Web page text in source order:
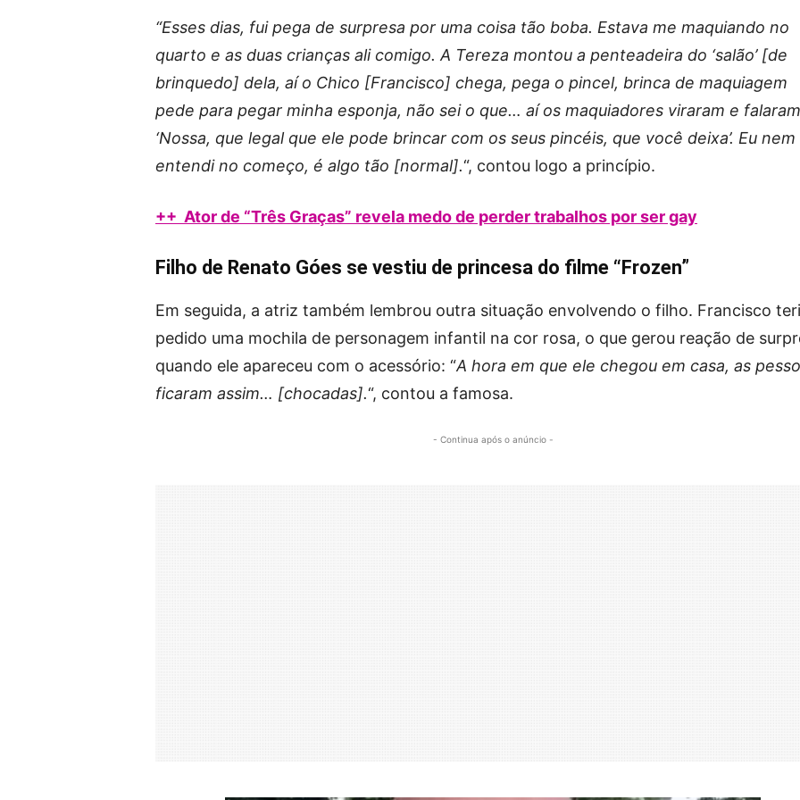
“Esses dias, fui pega de surpresa por uma coisa tão boba. Estava me maquiando no
quarto e as duas crianças ali comigo. A Tereza montou a penteadeira do ‘salão’ [de
brinquedo] dela, aí o Chico [Francisco] chega, pega o pincel, brinca de maquiagem
pede para pegar minha esponja, não sei o que… aí os maquiadores viraram e
‘Nossa, que legal que ele pode brincar com os seus pincéis, que você deixa’. Eu nem
entendi no começo, é algo tão [normal].“, contou logo a princípio.
++ Ator de “Três Graças” revela medo de perder trabalhos por ser gay
Filho de Renato Góes se vestiu de princesa do filme “Frozen”
Em seguida, a atriz também lembrou outra situação envolvendo o filho. Francisco
pedido uma mochila de personagem infantil na cor rosa, o que gerou reação de
quando ele apareceu com o acessório: “A hora em que ele chegou em casa, as
ficaram assim… [chocadas].“, contou a famosa.
- Continua após o anúncio -